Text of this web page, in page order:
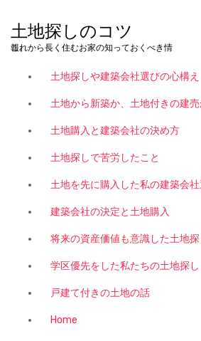
土地探しのコツ
これから長く住むお家の知っておくべき情報。
土地探しや建築会社選びの心構え
土地から新築か、土地付きの建
土地購入と建築会社の決め方
土地探しで苦労したこと
土地を先に購入した私の建築会
建築会社の決定と土地購入
将来の資産価値も意識した土地探
学区優先をした私たちの土地探し
戸建て付きの土地の話
Home